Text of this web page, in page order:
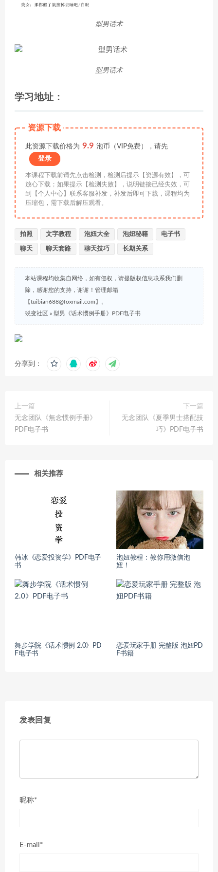
型男话术
型男话术
学习地址：
资源下载
此资源下载价格为 9.9 泡币（VIP免费），请先
登录
本课程下载前请先点击检测，检测后提示【资源有效】，可
放心下载；如果提示【检测失败】，说明链接已经失效，可
到【个人中心】联系客服补发，补发后即可下载，课程均为
压缩包，需下载后解压观看。
拍照 文字教程 泡妞大全 泡妞秘籍 电子书
聊天 聊天套路 聊天技巧 长期关系
本站课程均收集自网络，如有侵权，请提版权信息联系我们删
除，感谢您的支持，谢谢！管理邮箱
【tuibian688@foxmail.com】。
蜕变社区 » 型男《话术惯例手册》PDF电子书
分享到：
上一篇
无念团队《無念惯例手册》
PDF电子书
下一篇
无念团队《夏季男士搭配技
巧》PDF电子书
相关推荐
韩冰《恋爱投资学》PDF电子
书
泡妞教程：教你用微信泡
妞！
舞步学院《话术惯例 2.0》PD
F电子书
恋爱玩家手册 完整版 泡妞PD
F书籍
发表回复
昵称*
E-mail*